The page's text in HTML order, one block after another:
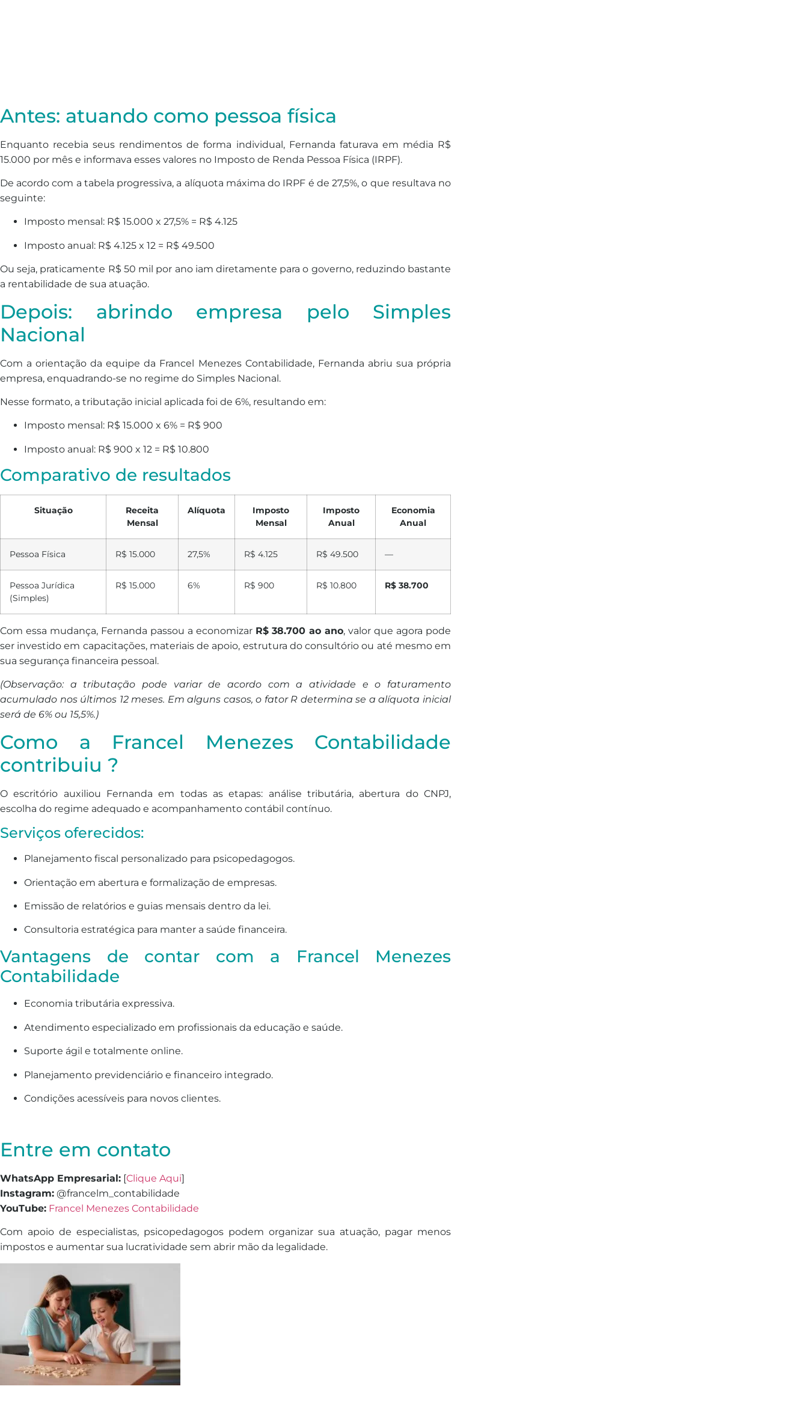
Antes: atuando como pessoa física
Enquanto recebia seus rendimentos de forma individual, Fernanda faturava em média R$
15.000 por mês e informava esses valores no Imposto de Renda Pessoa Física (IRPF).
De acordo com a tabela progressiva, a alíquota máxima do IRPF é de 27,5%, o que resultava no
seguinte:
Imposto mensal: R$ 15.000 x 27,5% = R$ 4.125
Imposto anual: R$ 4.125 x 12 = R$ 49.500
Ou seja, praticamente R$ 50 mil por ano iam diretamente para o governo, reduzindo bastante
a rentabilidade de sua atuação.
Depois: abrindo empresa pelo Simples
Nacional
Com a orientação da equipe da Francel Menezes Contabilidade, Fernanda abriu sua própria
empresa, enquadrando-se no regime do Simples Nacional.
Nesse formato, a tributação inicial aplicada foi de 6%, resultando em:
Imposto mensal: R$ 15.000 x 6% = R$ 900
Imposto anual: R$ 900 x 12 = R$ 10.800
Comparativo de resultados
Situação
Receita
Mensal
Alíquota
Imposto
Mensal
Imposto
Anual
Economia
Anual
Pessoa Física R$ 15.000 27,5% R$ 4.125 R$ 49.500 —
Pessoa Jurídica
(Simples)
R$ 15.000 6% R$ 900 R$ 10.800 R$ 38.700
Com essa mudança, Fernanda passou a economizar R$ 38.700 ao ano, valor que agora pode
ser investido em capacitações, materiais de apoio, estrutura do consultório ou até mesmo em
sua segurança financeira pessoal.
(Observação: a tributação pode variar de acordo com a atividade e o faturamento
acumulado nos últimos 12 meses. Em alguns casos, o fator R determina se a alíquota inicial
será de 6% ou 15,5%.)
Como a Francel Menezes Contabilidade
contribuiu ?
O escritório auxiliou Fernanda em todas as etapas: análise tributária, abertura do CNPJ,
escolha do regime adequado e acompanhamento contábil contínuo.
Serviços oferecidos:
Planejamento fiscal personalizado para psicopedagogos.
Orientação em abertura e formalização de empresas.
Emissão de relatórios e guias mensais dentro da lei.
Consultoria estratégica para manter a saúde financeira.
Vantagens de contar com a Francel Menezes
Contabilidade
Economia tributária expressiva.
Atendimento especializado em profissionais da educação e saúde.
Suporte ágil e totalmente online.
Planejamento previdenciário e financeiro integrado.
Condições acessíveis para novos clientes.
Entre em contato
WhatsApp Empresarial: [Clique Aqui]
Instagram: @francelm_contabilidade
YouTube: Francel Menezes Contabilidade
Com apoio de especialistas, psicopedagogos podem organizar sua atuação, pagar menos
impostos e aumentar sua lucratividade sem abrir mão da legalidade.